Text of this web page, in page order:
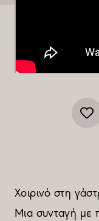
Χοιρινό στη
Μια συνταγή με